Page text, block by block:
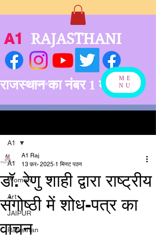
राजस्थान का नंबर 1 मीडिया
बनने को अग्रसर
ME
NU
A1 RAJASTHANI
A1
Women
Art
JAIPUR
Rajasthan
A1
डॉ. रेणु शाही द्वारा राष्ट्रीय
संगोष्ठी में शोध-पत्र का
वाचन
A1 Raj
13 फ़र॰ 2025 1 मिनट पठन